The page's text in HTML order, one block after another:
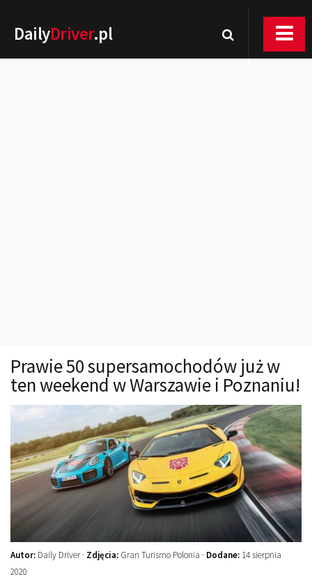
DailyDriver.pl
Technika jazdy
Oświetlenie
Kalkulatory
Przelicznik mocy
Auto z niemiec
Galerie
Prawie 50 supersamochodów już w
ten weekend w Warszawie i Poznaniu!
Autor: Daily Driver · Zdjęcia: Gran Turismo Polonia · Dodane: 14 sierpnia
2020